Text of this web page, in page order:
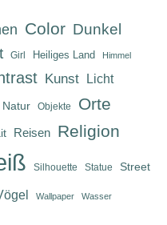
Color Dunkel
Girl Heiliges Land Himmel
Kunst Licht
Natur Objekte Orte
Reisen Religion
Silhouette Statue Street
Wallpaper Wasser